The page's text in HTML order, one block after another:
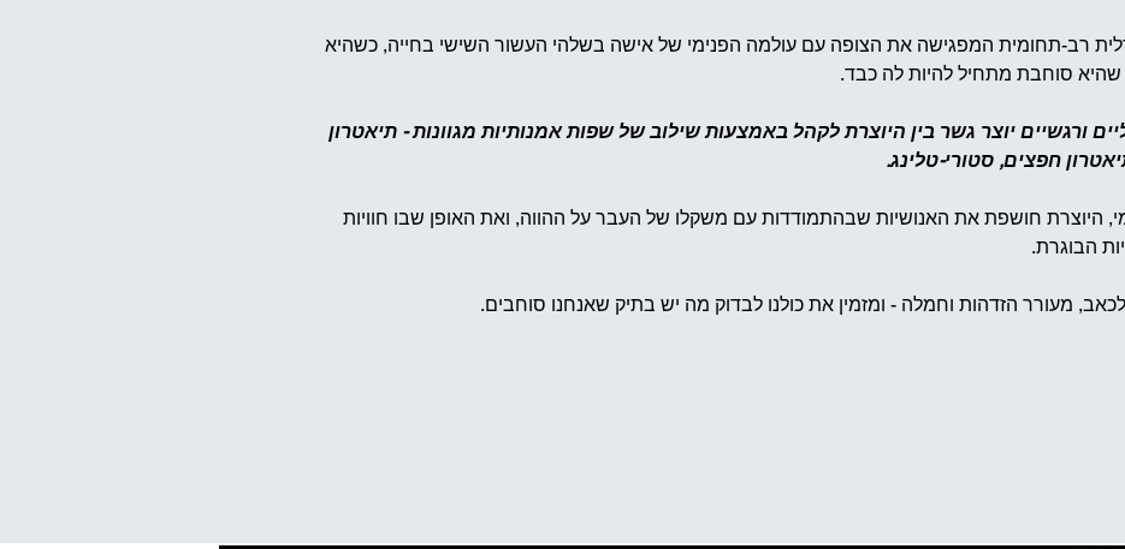
רב-תחומית המפגישה את הצופה עם עולמה הפנימי של אישה בשלהי העשור השישי בחייה, כשהיא
סוחבת מתחיל להיות לה כבד.
ורגשיים יוצר גשר בין היוצרת לקהל באמצעות שילוב של שפות אמנותיות מגוונות - תיאטרון
חפצים, סטורי-טלינג.
היוצרת חושפת את האנושיות שבהתמודדות עם משקלו של העבר על ההווה, ואת האופן שבו חוויות
הבוגרת.
מעורר הזדהות וחמלה - ומזמין את כולנו לבדוק מה יש בתיק שאנחנו סוחבים.